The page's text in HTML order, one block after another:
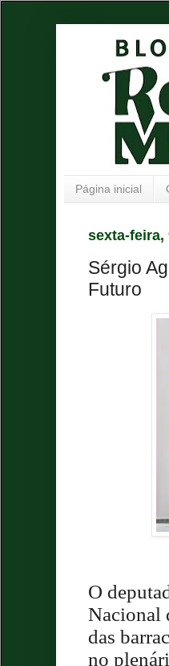
Página inicial
sexta-feira,
Sérgio
Futuro
O
Nacional
das
no